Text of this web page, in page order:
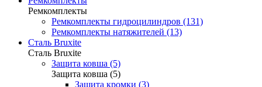
Ремкомплекты
Ремкомплекты гидроцилиндров (131)
Ремкомплекты натяжителей (13)
Сталь Bruxite
Сталь Bruxite
Защита ковша (5)
Защита ковша (5)
Защита кромки (3)